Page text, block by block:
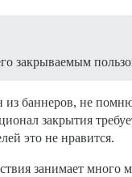
закрываемым
баннеров, не
закрытия
это не нравится.
занимает много